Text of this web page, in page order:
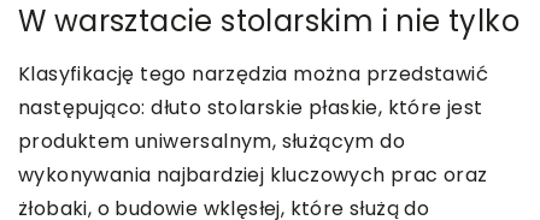
W warsztacie stolarskim i nie tylko
Klasyfikację tego narzędzia można przedstawić
następująco: dłuto stolarskie płaskie, które jest
produktem uniwersalnym, służącym do
wykonywania najbardziej kluczowych prac oraz
żłobaki, o budowie wklęsłej, które służą do